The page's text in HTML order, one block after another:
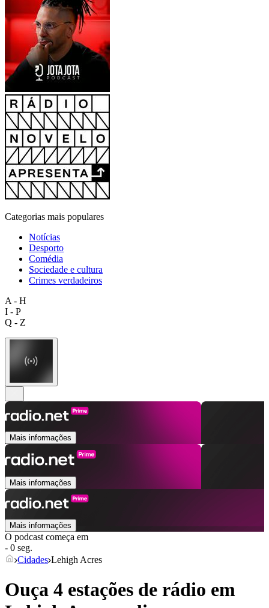
Categorias mais populares
Notícias
Desporto
Comédia
Sociedade e cultura
Crimes verdadeiros
A - H
I - P
Q - Z
Mais informações
Mais informações
Mais informações
O podcast começa em
- 0 seg.
Cidades Lehigh Acres
Ouça 4 estações de rádio em